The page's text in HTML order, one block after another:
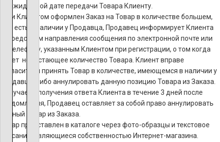
об ожидаемой дате передачи Товара Клиенту.
Если Клиентом оформлен Заказ на Товар в количестве большем,
чем есть в наличии у Продавца, Продавец информирует Клиента
посредством направления сообщения по электронной почте или
по телефону, указанным Клиентом при регистрации, о том когда
будет недостающее количество Товара. Клиент вправе
согласиться принять Товар в количестве, имеющемся в наличии у
Продавца, либо аннулировать данную позицию Товара из Заказа.
В случае неполучения ответа Клиента в течение 3 дней после
уведомления, Продавец оставляет за собой право аннулировать
данный Товар из Заказа.
Товар представлен в каталоге через фото-образцы и текстовое
описание, являющиеся собственностью Интернет-магазина.